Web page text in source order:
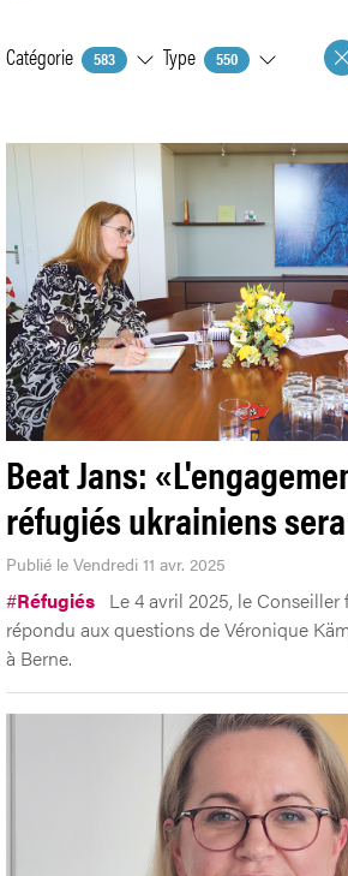
Catégorie 583 Type 550
Beat Jans:
réfugiés ukrainiens
Publié le Vendredi 11 avr. 2025
#Réfugiés Le 4 avril 2025, le Conseiller
répondu aux questions de Véronique
à Berne.